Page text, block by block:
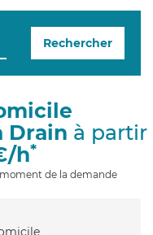
n
g
i
Rechercher
Drain à partir
h*
de la demande